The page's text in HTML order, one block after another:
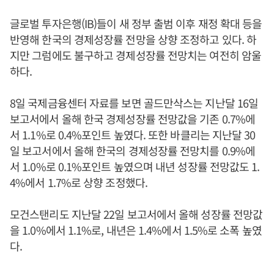
글로벌 투자은행(IB)들이 새 정부 출범 이후 재정 확대 등을
반영해 한국의 경제성장률 전망을 상향 조정하고 있다. 하
지만 그럼에도 불구하고 경제성장률 전망치는 여전히 암울
하다.
8일 국제금융센터 자료를 보면 골드만삭스는 지난달 16일
보고서에서 올해 한국 경제성장률 전망값을 기존 0.7%에
서 1.1%로 0.4%포인트 높였다. 또한 바클리는 지난달 30
일 보고서에서 올해 한국의 경제성장률 전망치를 0.9%에
서 1.0%로 0.1%포인트 높였으며 내년 성장률 전망값도 1.
4%에서 1.7%로 상향 조정했다.
모건스탠리도 지난달 22일 보고서에서 올해 성장률 전망값
을 1.0%에서 1.1%로, 내년은 1.4%에서 1.5%로 소폭 높였
다.